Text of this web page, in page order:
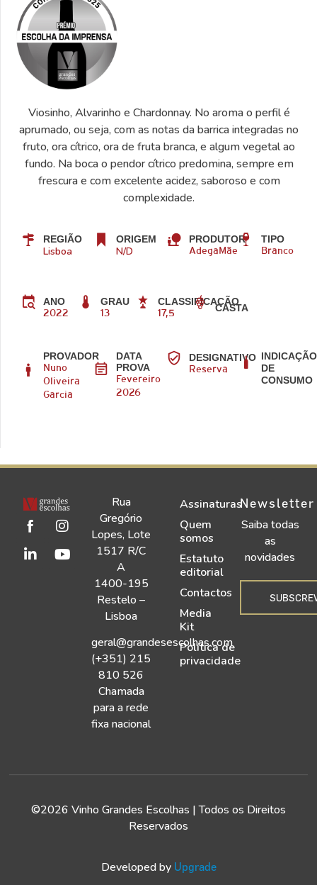
Viosinho, Alvarinho e Chardonnay. No aroma o perfil é
aprumado, ou seja, com as notas da barrica integradas no
fruto, ora cítrico, ora de fruta branca, e algum vegetal ao
fundo. Na boca o pendor cítrico predomina, sempre em
frescura e com excelente acidez, saboroso e com
complexidade.
REGIÃO
Lisboa
ORIGEM
N/D
PRODUTOR
AdegaMãe
TIPO
Branco
ANO
2022
GRAU
13
CLASSIFICAÇÃO
17,5
CASTA
PROVADOR
Nuno
Oliveira
Garcia
DATA
PROVA
Fevereiro
2026
DESIGNATIVO
Reserva
INDICAÇÃO
DE
CONSUMO
Rua
Gregório
Lopes, Lote
1517 R/C
A
1400-195
Restelo –
Lisboa
geral@grandesescolhas.com
(+351) 215
810 526
Chamada
para a rede
fixa nacional
Assinaturas
Quem
somos
Estatuto
editorial
Contactos
Media
Kit
Política de
privacidade
Newsletter
Saiba todas
as
novidades
©2026 Vinho Grandes Escolhas | Todos os Direitos
Reservados
Developed by Upgrade